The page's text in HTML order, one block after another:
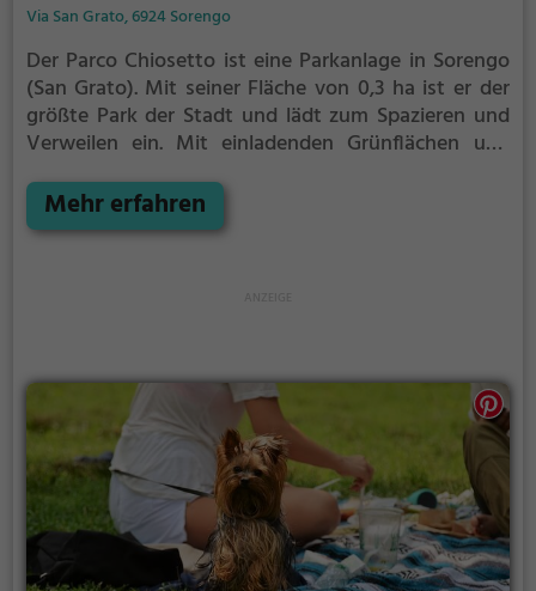
Via San Grato, 6924 Sorengo
Der Parco Chiosetto ist eine Parkanlage in Sorengo
(San Grato). Mit seiner Fläche von 0,3 ha ist er der
größte Park der Stadt und lädt zum Spazieren und
Verweilen ein. Mit einladenden Grünflächen und
zahlreiche Möglichkeiten zur Entspannung.
Mehr erfahren